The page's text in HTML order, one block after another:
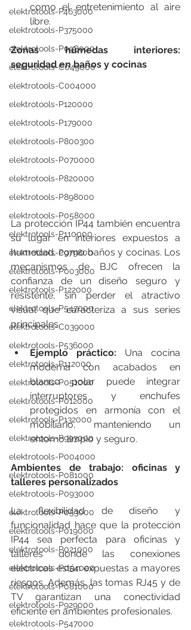
elektrotools-P463000
elektrotools-P375000
elektrotools-P098000
elektrotools-C049000
elektrotools-C004000
elektrotools-P120000
elektrotools-P179000
elektrotools-P800300
elektrotools-P070000
elektrotools-P820000
elektrotools-P898000
elektrotools-P058000
elektrotools-P110000
elektrotools-P979800
elektrotools-P003000
elektrotools-P122000
elektrotools-P547000
elektrotools-C039000
elektrotools-P536000
elektrotools-P112000
elektrotools-P051000
elektrotools-P012000
elektrotools-P132000
elektrotools-P993000
elektrotools-P004000
elektrotools-P081000
elektrotools-P093000
elektrotools-P053000
elektrotools-P019000
elektrotools-P021000
elektrotools-P054000
elektrotools-P081000
elektrotools-P929000
elektrotools-P547000
como el entretenimiento al aire
libre.
Zonas húmedas interiores:
seguridad en baños y cocinas
La protección IP44 también encuentra
su lugar en interiores expuestos a
humedad, como baños y cocinas. Los
mecanismos de BJC ofrecen la
confianza de un diseño seguro y
resistente, sin perder el atractivo
visual que caracteriza a sus series
principales.
Ejemplo práctico: Una cocina
moderna con acabados en
blanco polar puede integrar
interruptores y enchufes
protegidos en armonía con el
mobiliario, manteniendo un
entorno limpio y seguro.
Ambientes de trabajo: oficinas y
talleres personalizados
La flexibilidad de diseño y
funcionalidad hace que la protección
IP44 sea perfecta para oficinas y
talleres donde las conexiones
eléctricas están expuestas a mayores
riesgos. Además, las tomas RJ45 y de
TV garantizan una conectividad
eficiente en ambientes profesionales.